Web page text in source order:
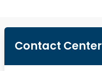
Contact Center